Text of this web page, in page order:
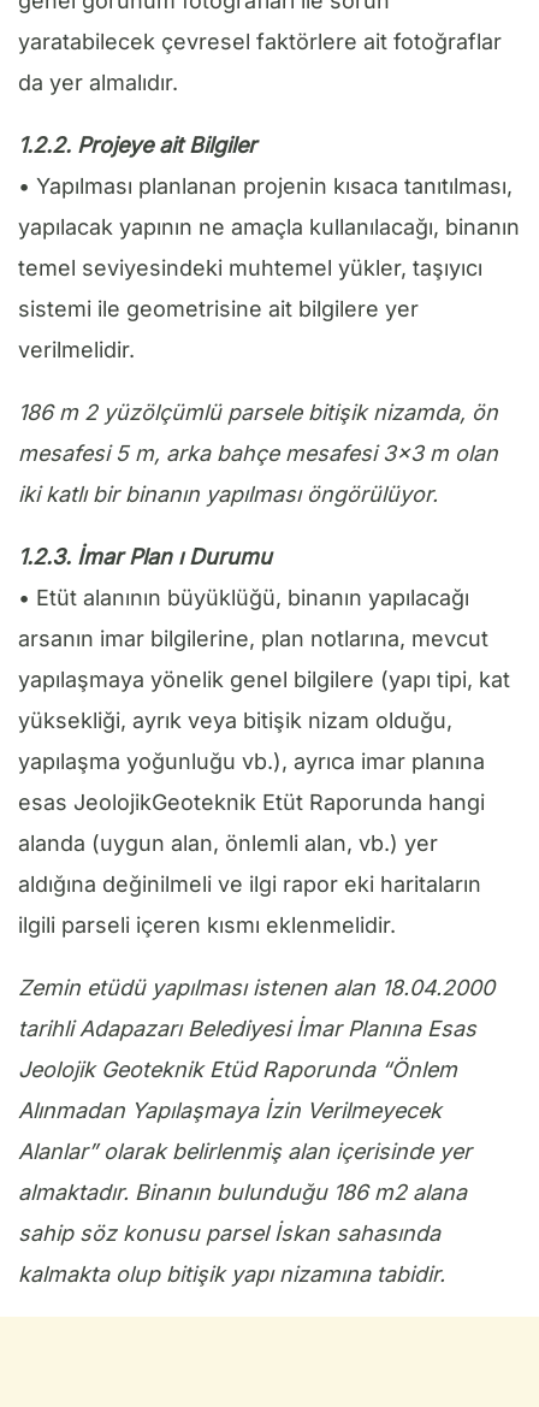
yaratabilecek çevresel faktörlere ait fotoğraflar
da yer almalıdır.
1.2.2. Projeye ait Bilgiler
• Yapılması planlanan projenin kısaca tanıtılması,
yapılacak yapının ne amaçla kullanılacağı, binanın
temel seviyesindeki muhtemel yükler, taşıyıcı
sistemi ile geometrisine ait bilgilere yer
verilmelidir.
186 m 2 yüzölçümlü parsele bitişik nizamda, ön
mesafesi 5 m, arka bahçe mesafesi 3×3 m olan
iki katlı bir binanın yapılması öngörülüyor.
1.2.3. İmar Plan ı Durumu
• Etüt alanının büyüklüğü, binanın yapılacağı
arsanın imar bilgilerine, plan notlarına, mevcut
yapılaşmaya yönelik genel bilgilere (yapı tipi, kat
yüksekliği, ayrık veya bitişik nizam olduğu,
yapılaşma yoğunluğu vb.), ayrıca imar planına
esas JeolojikGeoteknik Etüt Raporunda hangi
alanda (uygun alan, önlemli alan, vb.) yer
aldığına değinilmeli ve ilgi rapor eki haritaların
ilgili parseli içeren kısmı eklenmelidir.
Zemin etüdü yapılması istenen alan 18.04.2000
tarihli Adapazarı Belediyesi İmar Planına Esas
Jeolojik Geoteknik Etüd Raporunda “Önlem
Alınmadan Yapılaşmaya İzin Verilmeyecek
Alanlar” olarak belirlenmiş alan içerisinde yer
almaktadır. Binanın bulunduğu 186 m2 alana
sahip söz konusu parsel İskan sahasında
kalmakta olup bitişik yapı nizamına tabidir.